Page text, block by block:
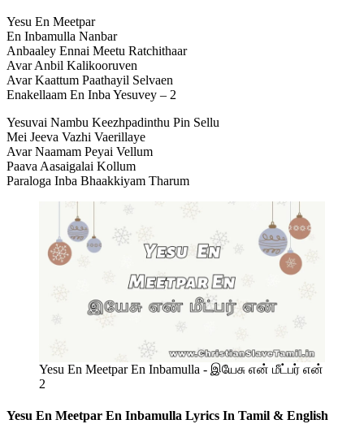
Yesu En Meetpar
En Inbamulla Nanbar
Anbaaley Ennai Meetu Ratchithaar
Avar Anbil Kalikooruven
Avar Kaattum Paathayil Selvaen
Enakellaam En Inba Yesuvey – 2
Yesuvai Nambu Keezhpadinthu Pin Sellu
Mei Jeeva Vazhi Vaerillaye
Avar Naamam Peyai Vellum
Paava Aasaigalai Kollum
Paraloga Inba Bhaakkiyam Tharum
Yesu En Meetpar En Inbamulla - இயேசு என் மீட்பர் என்
2
Yesu En Meetpar En Inbamulla Lyrics In Tamil & English